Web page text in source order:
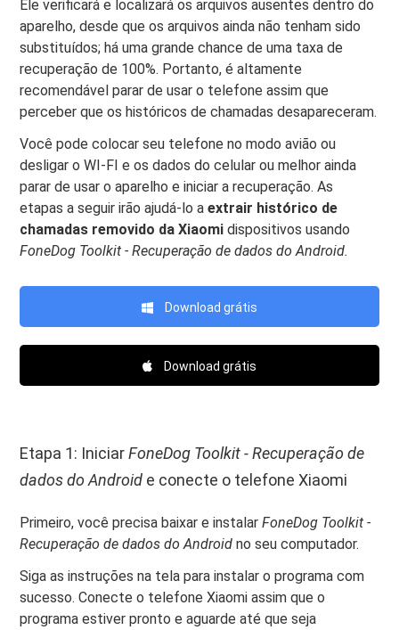
Ele verificará e localizará os arquivos ausentes dentro do
aparelho, desde que os arquivos ainda não tenham sido
substituídos; há uma grande chance de uma taxa de
recuperação de 100%. Portanto, é altamente
recomendável parar de usar o telefone assim que
perceber que os históricos de chamadas desapareceram.
Você pode colocar seu telefone no modo avião ou
desligar o WI-FI e os dados do celular ou melhor ainda
parar de usar o aparelho e iniciar a recuperação. As
etapas a seguir irão ajudá-lo aextrair histórico de
chamadas removido da Xiaomi dispositivos usando
FoneDog Toolkit - Recuperação de dados do Android.
Download grátis
Download grátis
Etapa 1: IniciarFoneDog Toolkit - Recuperação de
dados do Android e conecte o telefone Xiaomi
Primeiro, você precisa baixar e instalarFoneDog Toolkit -
Recuperação de dados do Android no seu computador.
Siga as instruções na tela para instalar o programa com
sucesso. Conecte o telefone Xiaomi assim que o
programa estiver pronto e aguarde até que seja